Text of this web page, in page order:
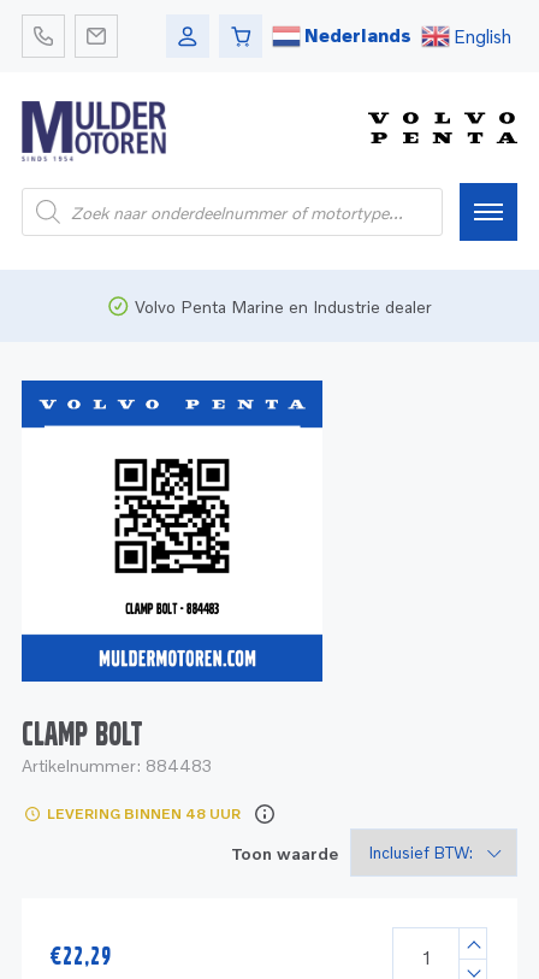
Nederlands English
Onderdelen
Bedrijfsvaart
Onderdelen
Motoren
Onderdelen
Service
Motoren
Service en onderhoud
Reman - Bedrijfsvaart
Volvo Penta Marine en Industrie dealer
CLAMP BOLT
Artikelnummer: 884483
LEVERING BINNEN 48 UUR
Toon waarde
€22,29